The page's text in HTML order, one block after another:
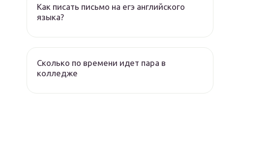
Как писать письмо на егэ английского
языка?
Сколько по времени идет пара в
колледже